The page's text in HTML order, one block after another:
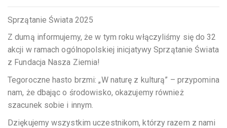
Sprzątanie Świata 2025
Z dumą informujemy, że w tym roku włączyliśmy się do 32
akcji w ramach ogólnopolskiej inicjatywy Sprzątanie Świata
z Fundacja Nasza Ziemia!
Tegoroczne hasto brzmi: „W naturę z kulturą” – przypomina
nam, że dbając o środowisko, okazujemy również
szacunek sobie i innym.
Dziękujemy wszystkim uczestnikom, którzy razem z nami